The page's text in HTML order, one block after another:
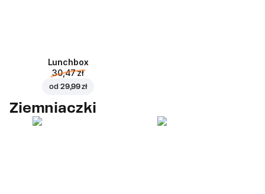
Lunchbox
30,47 zł
od 29,99 zł
Ziemniaczki